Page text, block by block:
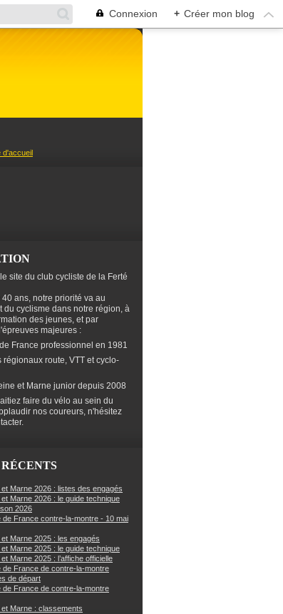
Connexion + Créer mon blog
d'accueil
site du club cycliste de la Ferté
ans, notre priorité va au
du cyclisme dans notre région, à
des jeunes, et par
majeures :
France professionnel en 1981
régionaux route, VTT et cyclo-
et Marne junior depuis 2008
faire du vélo au sein du
nos coureurs, n'hésitez
Marne 2026 : listes des engagés
Marne 2026 : le guide technique
2026
de France contre-la-montre - 10 mai
Marne 2025 : les engagés
Marne 2025 : le guide technique
Marne 2025 : l’affiche officielle
de France de contre-la-montre
de départ
de France de contre-la-montre
Marne : classements